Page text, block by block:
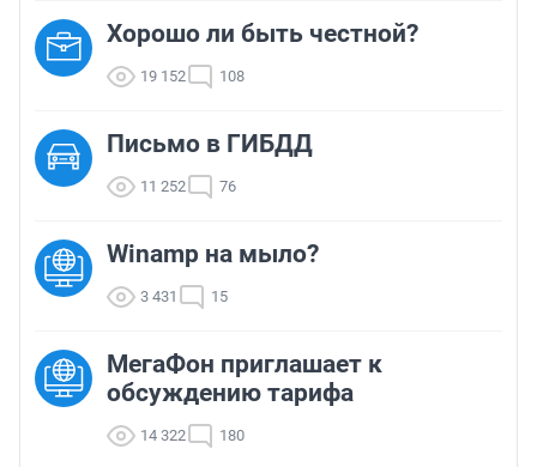
Хорошо ли быть честной?
19 152 108
Письмо в ГИБДД
11 252 76
Winamp на мыло?
3 431 15
МегаФон приглашает к
обсуждению тарифа
14 322 180